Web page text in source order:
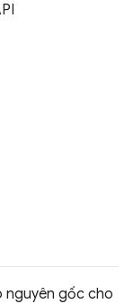
nguyên gốc cho